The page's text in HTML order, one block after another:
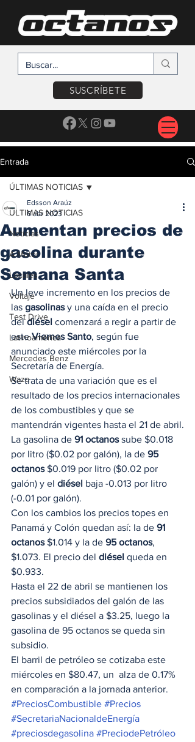
SUSCRÍBETE
Entrada
ÚLTIMAS NOTICIAS
Noticias
A Motor
Locales
Voltaje
Test Drive
Latinoamérica
Mercedes Benz
Waze
ÚLTIMAS NOTICIAS
Aumentan precios de
gasolina durante
Semana Santa
Edsson Araúz
6 abr 2023
Un leve incremento en los precios de
las gasolinas y una caída en el precio
del diésel comenzará a regir a partir de
este Viernes Santo, según fue
anunciado este miércoles por la
Secretaría de Energía.
Se trata de una variación que es el
resultado de los precios internacionales
de los combustibles y que se
mantendrán vigentes hasta el 21 de abril.
La gasolina de 91 octanos sube $0.018
por litro ($0.02 por galón), la de 95
octanos $0.019 por litro ($0.02 por
galón) y el diésel baja -0.013 por litro
(-0.01 por galón).
Con los cambios los precios topes en
Panamá y Colón quedan así: la de 91
octanos $1.014 y la de 95 octanos,
$1.073. El precio del diésel queda en
$0.933.
Hasta el 22 de abril se mantienen los
precios subsidiados del galón de las
gasolinas y el diésel a $3.25, luego la
gasolina de 95 octanos se queda sin
subsidio.
El barril de petróleo se cotizaba este
miércoles en $80.47, un  alza de 0.17%
en comparación a la jornada anterior.
#PreciosCombustible #Precios
#SecretariaNacionaldeEnergía
#preciosdegasolina #PreciodePetróleo